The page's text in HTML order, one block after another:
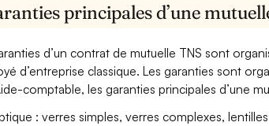
principales d’une
d’un contrat de mutuelle TNS sont
d’entreprise classique. Les garanties sont
comptable, les garanties principales d’une
: verres simples, verres complexes,